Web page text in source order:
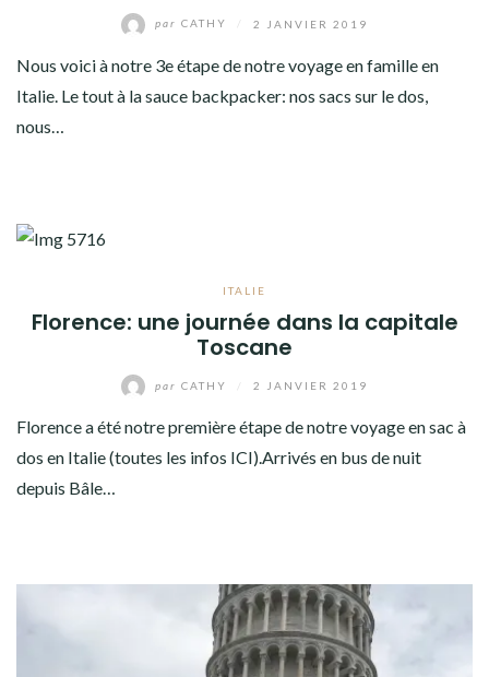
par CATHY 2 JANVIER 2019
Nous voici à notre 3e étape de notre voyage en famille en
Italie. Le tout à la sauce backpacker: nos sacs sur le dos,
nous…
ITALIE
Florence: une journée dans la capitale
Toscane
par CATHY 2 JANVIER 2019
Florence a été notre première étape de notre voyage en sac à
dos en Italie (toutes les infos ICI).Arrivés en bus de nuit
depuis Bâle…